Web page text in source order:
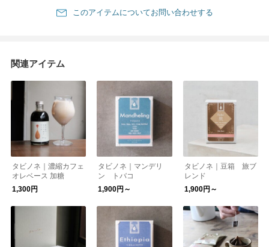
このアイテムについてお問い合わせする
関連アイテム
タビノネ｜濃縮カフェ
オレベース 加糖
1,300円
タビノネ｜マンデリ
ン トバコ
1,900円～
タビノネ｜豆箱 旅ブ
レンド
1,900円～